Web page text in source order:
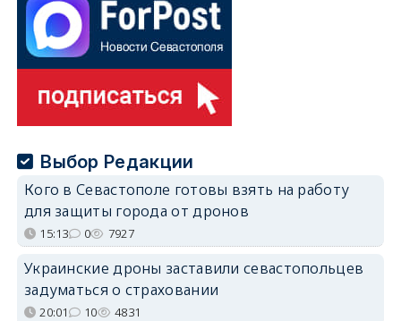
Выбор Редакции
Кого в Севастополе готовы взять на работу
для защиты города от дронов
15:13 0 7927
Украинские дроны заставили севастопольцев
задуматься о страховании
20:01 10 4831